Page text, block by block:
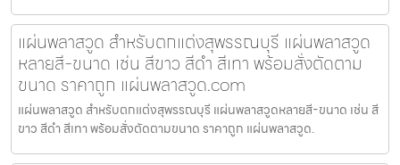
แผ่นพลาสวูด สำหรับตกแต่งสุพรรณบุรี แผ่นพลาสวูด
หลายสี-ขนาด เช่น สีขาว สีดำ สีเทา พร้อมสั่งตัดตาม
ขนาด ราคาถูก แผ่นพลาสวูด.com
แผ่นพลาสวูด สำหรับตกแต่งสุพรรณบุรี แผ่นพลาสวูดหลายสี-ขนาด เช่น สี
ขาว สีดำ สีเทา พร้อมสั่งตัดตามขนาด ราคาถูก แผ่นพลาสวูด.